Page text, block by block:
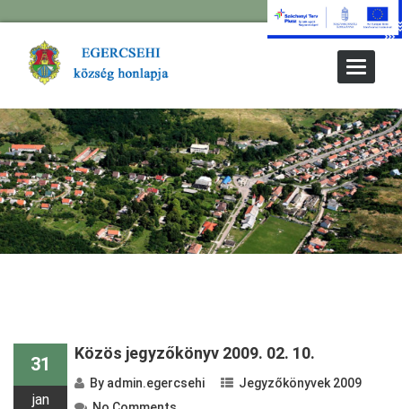
Toggle
31
jan
Közös jegyzőkönyv 2009. 02. 10.
By admin.egercsehi
Jegyzőkönyvek 2009